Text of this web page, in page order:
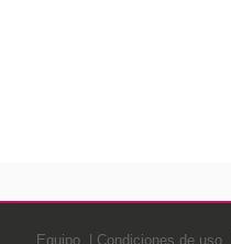
Equipo Condiciones de uso